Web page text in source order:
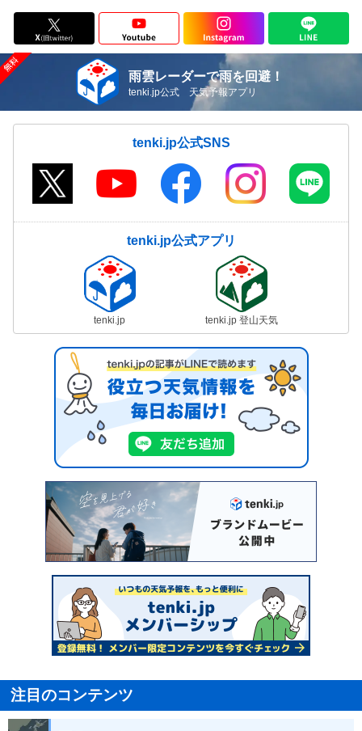
雨雲レーダーで雨を回避！
tenki.jp公式 天気予報アプリ
tenki.jp公式SNS
tenki.jp公式アプリ
tenki.jp tenki.jp 登山天気
注目のコンテンツ